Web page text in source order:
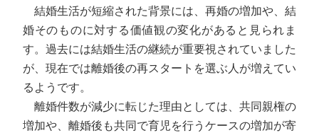
結婚生活が短縮された背景には、再婚の増加や、結
婚そのものに対する価値観の変化があると見られま
す。過去には結婚生活の継続が重要視されていました
が、現在では離婚後の再スタートを選ぶ人が増えてい
るようです。
離婚件数が減少に転じた理由としては、共同親権の
増加や、離婚後も共同で育児を行うケースの増加が寄